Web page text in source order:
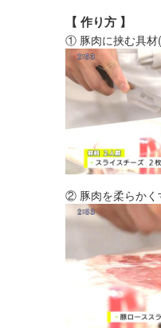
【 作り方 】
① 豚肉に挟む具材(
② 豚肉を柔らかく